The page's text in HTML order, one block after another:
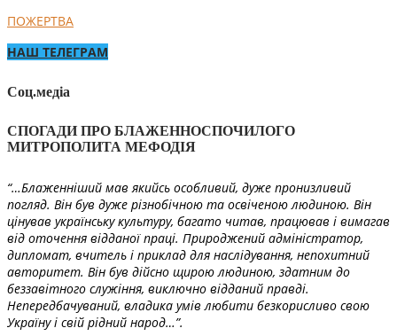
ПОЖЕРТВА
НАШ ТЕЛЕГРАМ
Соц.медіа
СПОГАДИ ПРО БЛАЖЕННОСПОЧИЛОГО
МИТРОПОЛИТА МЕФОДІЯ
“…Блаженніший мав якийсь особливий, дуже пронизливий
погляд. Він був дуже різнобічною та освіченою людиною. Він
цінував українську культуру, багато читав, працював і вимагав
від оточення відданої праці. Природжений адміністратор,
дипломат, вчитель і приклад для наслідування, непохитний
авторитет. Він був дійсно щирою людиною, здатним до
беззавітного служіння, виключно відданий правді.
Непередбачуваний, владика умів любити безкорисливо свою
Україну і свій рідний народ…”.